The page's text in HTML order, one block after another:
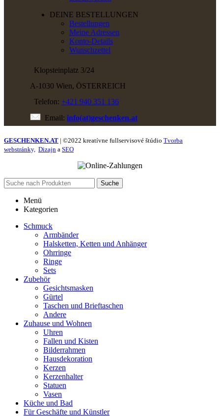
DEINE BESTELLUNGEN
Bestellungen
Meine Adressen
Konto-Details
Wunschzettel
Klopsteinplatz 3/24
A-1030 Wien, ÖSTERREICH
Telefon: +421 940 351 136
Email: info(at)geschenken.at
GESCHENKEN.AT | ©2022 kreatívne fullservisové štúdio Tvorba
webstránky, Dizajn a SEO
Suche
Menü
Kategorien
Schmuck
Armbänder
Halsketten, Ketten und Anhänger
Ohrringe
Ringe
Sets
Zubehör
Gesichtsmasken
Gürtel
Taschen und Brieftaschen
Andere
Zuhause und Wohnen
Uhren
Fallen und Kisten
Bilderrahmen
Hausdekoration
Kerzen
Kerzenhalter
Statuen
Vasen
Küche und Bad
Für Geschäfte und Künstler